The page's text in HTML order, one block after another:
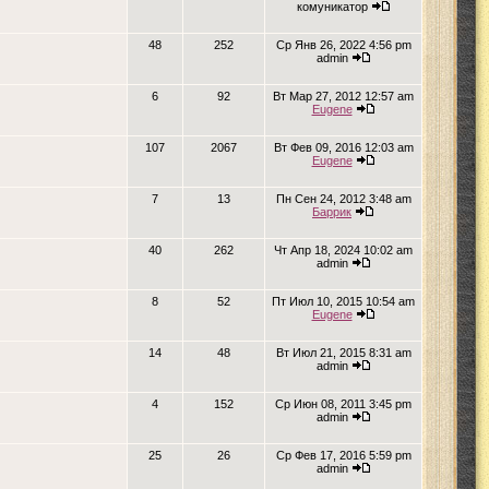
комуникатор
48 252
Ср Янв 26, 2022 4:56 pm
admin
6 92
Вт Мар 27, 2012 12:57 am
Eugene
107 2067
Вт Фев 09, 2016 12:03 am
Eugene
7 13
Пн Сен 24, 2012 3:48 am
Баррик
40 262
Чт Апр 18, 2024 10:02 am
admin
8 52
Пт Июл 10, 2015 10:54 am
Eugene
14 48
Вт Июл 21, 2015 8:31 am
admin
4 152
Ср Июн 08, 2011 3:45 pm
admin
25 26
Ср Фев 17, 2016 5:59 pm
admin